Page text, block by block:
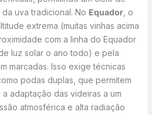
uva tradicional. No Equador, o
extrema (muitas vinhas acima
com a linha do Equador
luz solar o ano todo) e pela
marcadas. Isso exige técnicas
podas duplas, que permitem
adaptação das videiras a um
atmosférica e alta radiação